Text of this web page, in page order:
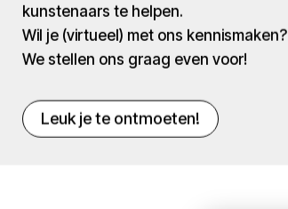
kunstenaars te helpen.
Wil je (virtueel) met ons kennismaken?
We stellen ons graag even voor!
Leuk je te ontmoeten!